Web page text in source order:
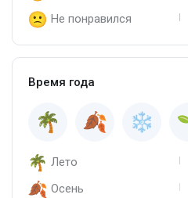
Не понравился
Время года
Лето
Осень